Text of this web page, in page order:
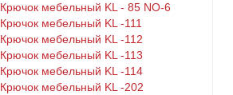
Крючок мебельный KL - 85 NO-6
Крючок мебельный KL -111
Крючок мебельный KL -112
Крючок мебельный KL -113
Крючок мебельный KL -114
Крючок мебельный KL -202